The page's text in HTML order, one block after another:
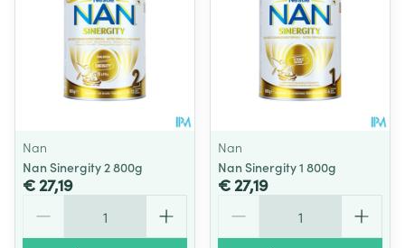
Nan
Nan Sinergity 2 800g
€ 27,19
Nan
Nan Sinergity 1 800g
€ 27,19